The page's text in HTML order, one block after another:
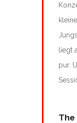
liegt
pur.
The